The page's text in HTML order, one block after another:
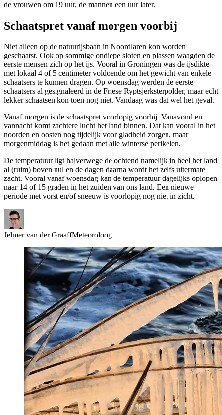
de vrouwen om 19 uur, de mannen een uur later.
Schaatspret vanaf morgen voorbij
Niet alleen op de natuurijsbaan in Noordlaren kon worden
geschaatst. Ook op sommige ondiepe sloten en plassen waagden de
eerste mensen zich op het ijs. Vooral in Groningen was de ijsdikte
met lokaal 4 of 5 centimeter voldoende om het gewicht van enkele
schaatsers te kunnen dragen. Op woensdag werden de eerste
schaatsers al gesignaleerd in de Friese Ryptsjerksterpolder, maar echt
lekker schaatsen kon toen nog niet. Vandaag was dat wel het geval.
Vanaf morgen is de schaatspret voorlopig voorbij. Vanavond en
vannacht komt zachtere lucht het land binnen. Dat kan vooral in het
noorden en oosten nog tijdelijk voor gladheid zorgen, maar
morgenmiddag is het gedaan met alle winterse perikelen.
De temperatuur ligt halverwege de ochtend namelijk in heel het land
al (ruim) boven nul en de dagen daarna wordt het zelfs uitermate
zacht. Vooral vanaf woensdag kan de temperatuur dagelijks oplopen
naar 14 of 15 graden in het zuiden van ons land. Een nieuwe
periode met vorst en/of sneeuw is voorlopig nog niet in zicht.
Jelmer van der GraaffMeteoroloog